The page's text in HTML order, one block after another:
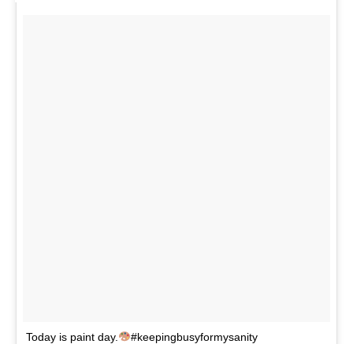
Today is paint day. #keepingbusyformysanity